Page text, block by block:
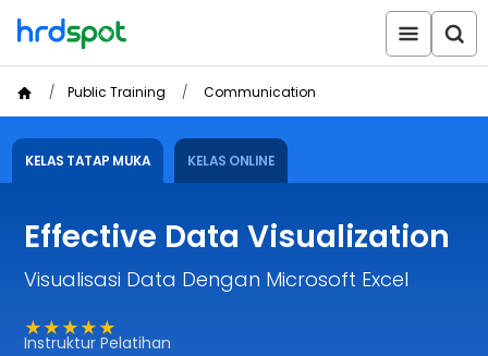
Public Training Communication
KELAS TATAP MUKA KELAS ONLINE
Effective Data Visualization
Visualisasi Data Dengan Microsoft Excel
★★★★★
Instruktur Pelatihan